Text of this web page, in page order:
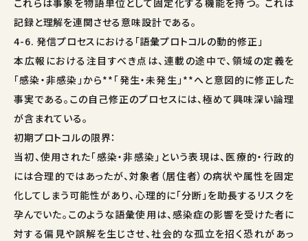
これらは事象を物語単位として固定化する機能を持つ。 これは
記録と理解を連関させる意味設計である。
4-6. 発信プロセスにおける「語彙プロトコルの動的修正」
本広報における注目すべき点は、連載の途中で、領域の定義を
「感染・非感染」から**「発生・未発生」**へと意図的に修正した
事実である。この自己修正のプロセスには、極めて興味深い論理
が含まれている。
初期プロトコルの限界：
当初、使用された「感染・非感染」という表現は、医療的・行政的
には合理的ではあったが、対象者（居住者）の病状や属性を固定
化してしまう可能性があり、心理的に「分断」を助長するリスクを
孕んでいた。このような語彙使用は、感染症の影響を受けた者に
対する偏見や誤解を生じさせ、社会的な孤立を招く恐れがあっ